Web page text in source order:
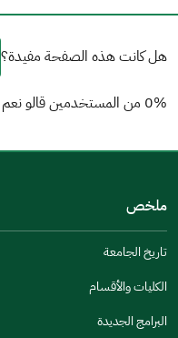
هل كانت هذه الصفحة مفيدة؟
0% من المستخدمين قالو نعم من 0 تعليقا.
مكتوبة بشكل جيد
الإجابات كانت مرتبطة
تصميمه يجعله سهل القراءة
ملخص
تاريخ الجامعة
الكليات والأقسام
البرامج الجديدة